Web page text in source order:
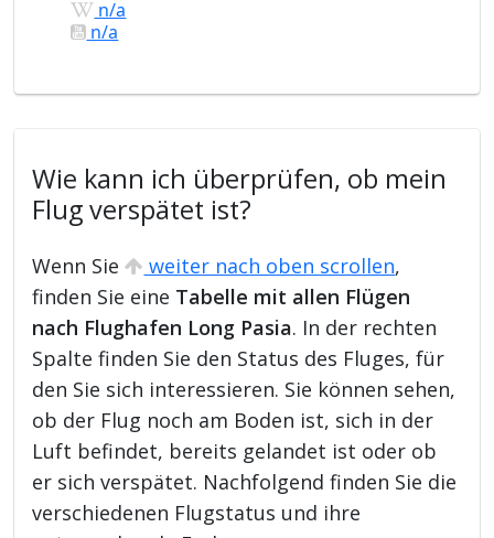
n/a
n/a
Wie kann ich überprüfen, ob mein
Flug verspätet ist?
Wenn Sie weiter nach oben scrollen,
finden Sie eine Tabelle mit allen Flügen
nach Flughafen Long Pasia. In der rechten
Spalte finden Sie den Status des Fluges, für
den Sie sich interessieren. Sie können sehen,
ob der Flug noch am Boden ist, sich in der
Luft befindet, bereits gelandet ist oder ob
er sich verspätet. Nachfolgend finden Sie die
verschiedenen Flugstatus und ihre